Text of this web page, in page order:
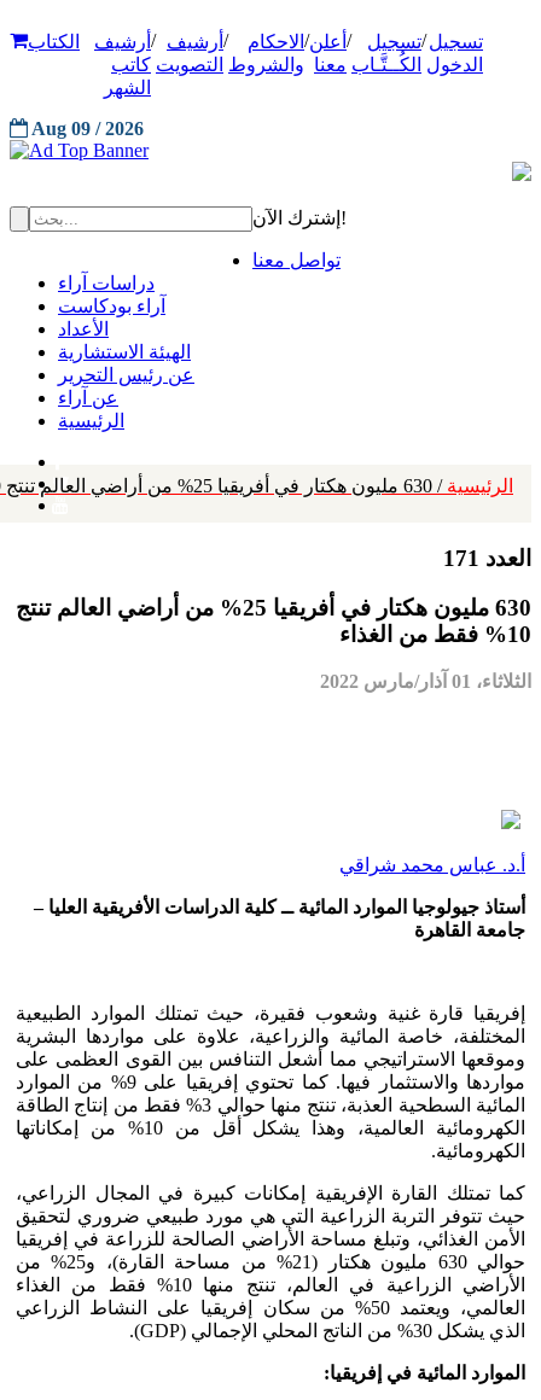
تسجيل
الدخول
/تسجيل
الكُــتَّـاب
/ أعلن
معنا
/ الاحكام
والشروط
/ أرشيف
التصويت
/ أرشيف
كاتب
الشهر
الكتاب
Aug 09 / 2026
إشترك الآن!
تواصل معنا
دراسات آراء
آراء بودكاست
الأعداد
الهيئة الاستشارية
عن رئيس التحرير
عن آراء
الرئيسية
الرئيسية / 630 مليون هكتار في أفريقيا 25% من أراضي العالم تنتج 10% فقط من الغذاء
العدد 171
630 مليون هكتار في أفريقيا 25% من أراضي العالم تنتج
10% فقط من الغذاء
الثلاثاء، 01 آذار/مارس 2022
أ.د. عباس محمد شراقي
أستاذ جيولوجيا الموارد المائية ــ كلية الدراسات الأفريقية العليا –
جامعة القاهرة
إفريقيا قارة غنية وشعوب فقيرة، حيث تمتلك الموارد الطبيعية
المختلفة، خاصة المائية والزراعية، علاوة على مواردها البشرية
وموقعها الاستراتيجي مما أشعل التنافس بين القوى العظمى على
مواردها والاستثمار فيها. كما تحتوي إفريقيا على 9% من الموارد
المائية السطحية العذبة، تنتج منها حوالي 3% فقط من إنتاج الطاقة
الكهرومائية العالمية، وهذا يشكل أقل من 10% من إمكاناتها
الكهرومائية.
كما تمتلك القارة الإفريقية إمكانات كبيرة في المجال الزراعي،
حيث تتوفر التربة الزراعية التي هي مورد طبيعي ضروري لتحقيق
الأمن الغذائي، وتبلغ مساحة الأراضي الصالحة للزراعة في إفريقيا
حوالي 630 مليون هكتار (21% من مساحة القارة)، و25% من
الأراضي الزراعية في العالم، تنتج منها 10% فقط من الغذاء
العالمي، ويعتمد 50% من سكان إفريقيا على النشاط الزراعي
الذي يشكل 30% من الناتج المحلي الإجمالي (GDP).
الموارد المائية في إفريقيا: